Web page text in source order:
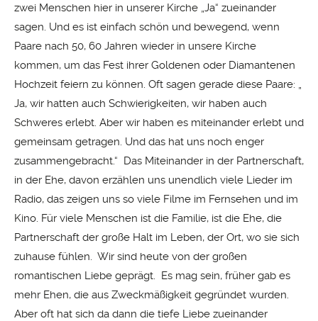
zwei Menschen hier in unserer Kirche „Ja“ zueinander
sagen. Und es ist einfach schön und bewegend, wenn
Paare nach 50, 60 Jahren wieder in unsere Kirche
kommen, um das Fest ihrer Goldenen oder Diamantenen
Hochzeit feiern zu können. Oft sagen gerade diese Paare: „
Ja, wir hatten auch Schwierigkeiten, wir haben auch
Schweres erlebt. Aber wir haben es miteinander erlebt und
gemeinsam getragen. Und das hat uns noch enger
zusammengebracht.“ Das Miteinander in der Partnerschaft,
in der Ehe, davon erzählen uns unendlich viele Lieder im
Radio, das zeigen uns so viele Filme im Fernsehen und im
Kino. Für viele Menschen ist die Familie, ist die Ehe, die
Partnerschaft der große Halt im Leben, der Ort, wo sie sich
zuhause fühlen. Wir sind heute von der großen
romantischen Liebe geprägt. Es mag sein, früher gab es
mehr Ehen, die aus Zweckmäßigkeit gegründet wurden.
Aber oft hat sich da dann die tiefe Liebe zueinander